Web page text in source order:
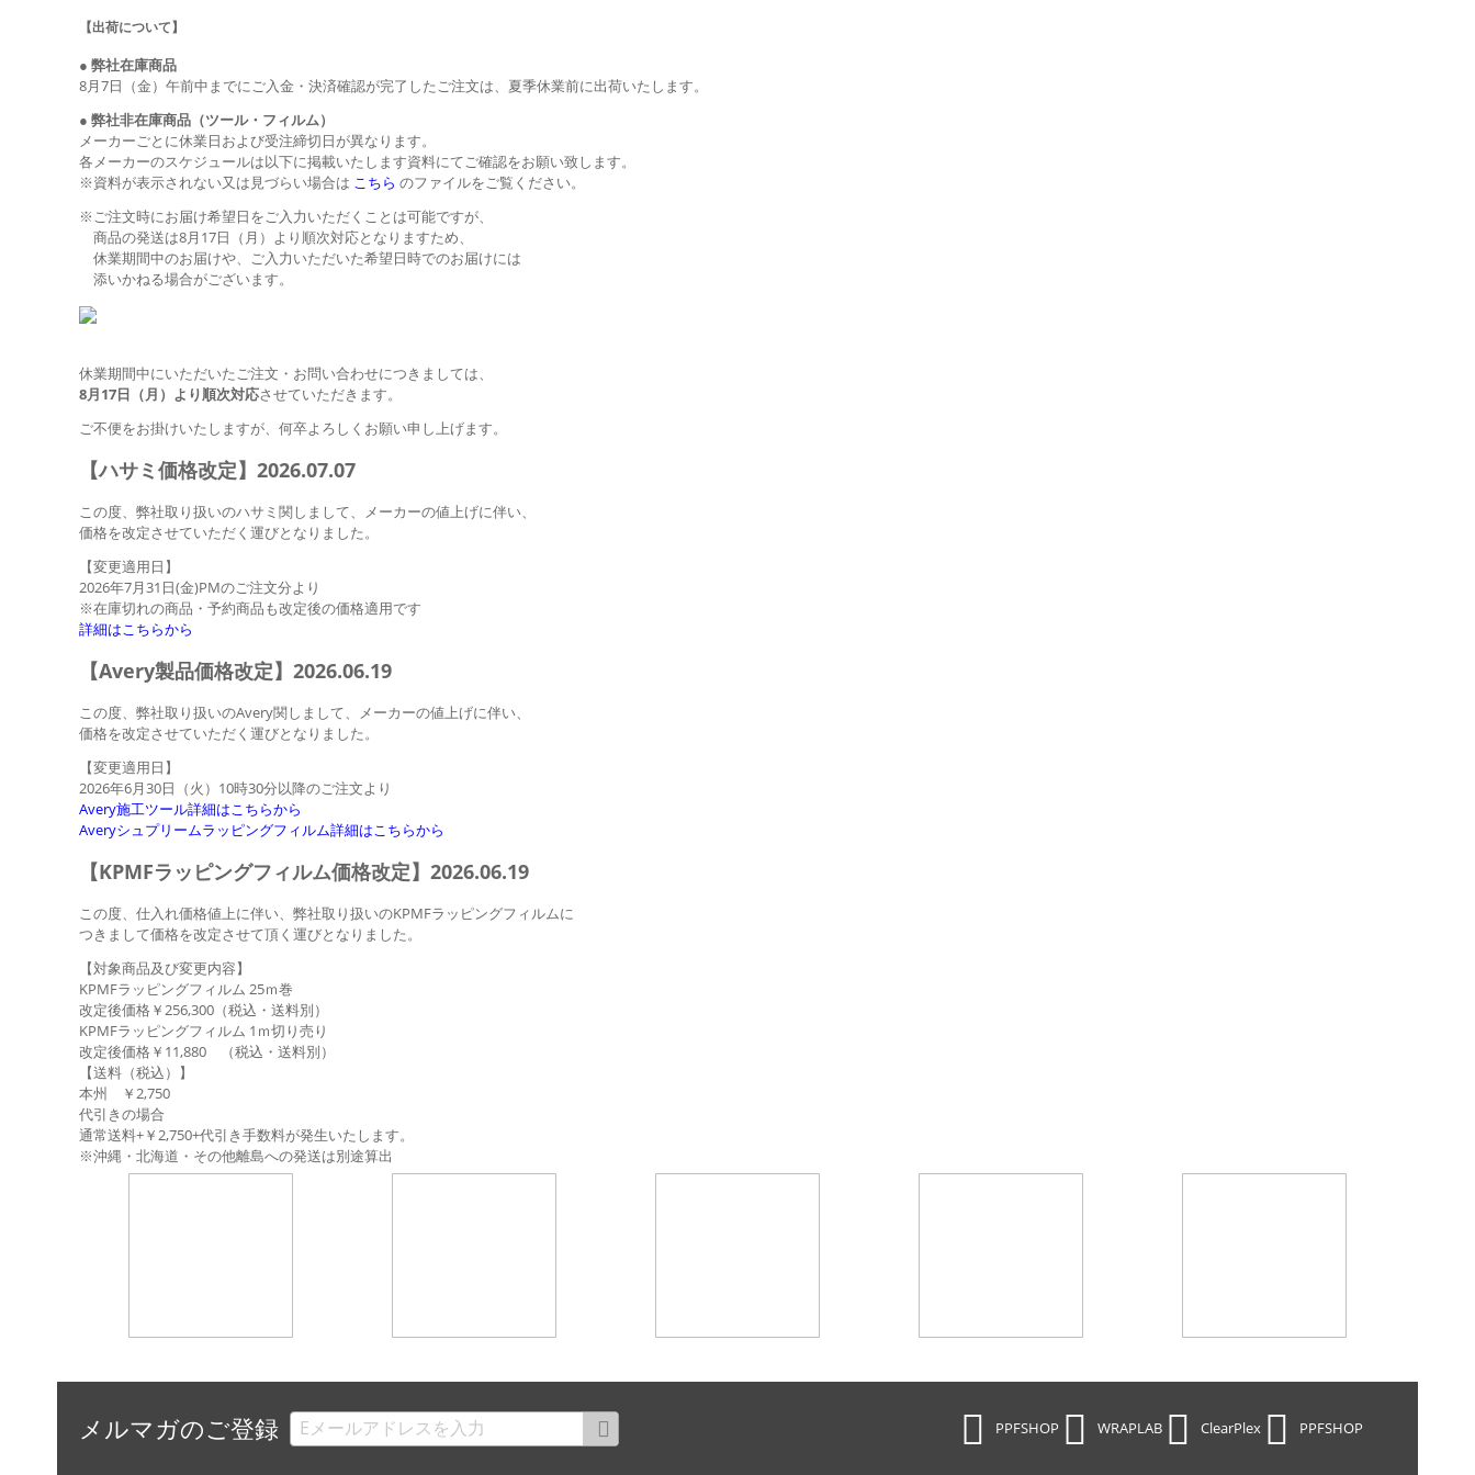
【出荷について】
● 弊社在庫商品
8月7日（金）午前中までにご入金・決済確認が完了したご注文は、夏季休業前に出荷いたします。
● 弊社非在庫商品（ツール・フィルム）
メーカーごとに休業日および受注締切日が異なります。
各メーカーのスケジュールは以下に掲載いたします資料にてご確認をお願い致します。
※資料が表示されない又は見づらい場合は こちら のファイルをご覧ください。
※ご注文時にお届け希望日をご入力いただくことは可能ですが、
商品の発送は8月17日（月）より順次対応となりますため、
休業期間中のお届けや、ご入力いただいた希望日時でのお届けには
添いかねる場合がございます。
休業期間中にいただいたご注文・お問い合わせにつきましては、
8月17日（月）より順次対応させていただきます。
ご不便をお掛けいたしますが、何卒よろしくお願い申し上げます。
【ハサミ価格改定】2026.07.07
この度、弊社取り扱いのハサミ関しまして、メーカーの値上げに伴い、
価格を改定させていただく運びとなりました。
【変更適用日】
2026年7月31日(金)PMのご注文分より
※在庫切れの商品・予約商品も改定後の価格適用です
詳細はこちらから
【Avery製品価格改定】2026.06.19
この度、弊社取り扱いのAvery関しまして、メーカーの値上げに伴い、
価格を改定させていただく運びとなりました。
【変更適用日】
2026年6月30日（火）10時30分以降のご注文より
Avery施工ツール詳細はこちらから
Averyシュプリームラッピングフィルム詳細はこちらから
【KPMFラッピングフィルム価格改定】2026.06.19
この度、仕入れ価格値上に伴い、弊社取り扱いのKPMFラッピングフィルムに
つきまして価格を改定させて頂く運びとなりました。
【対象商品及び変更内容】
KPMFラッピングフィルム 25ｍ巻
改定後価格￥256,300（税込・送料別）
KPMFラッピングフィルム 1ｍ切り売り
改定後価格￥11,880 （税込・送料別）
【送料（税込）】
本州 ￥2,750
代引きの場合
通常送料+￥2,750+代引き手数料が発生いたします。
※沖縄・北海道・その他離島への発送は別途算出
メルマガのご登録 PPFSHOP WRAPLAB ClearPlex PPFSHOP